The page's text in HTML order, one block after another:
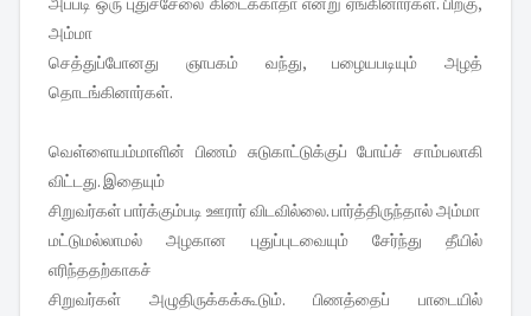
அம்மா
செத்துப்போனது ஞாபகம் வந்து, பழையபடியும் அழத்
தொடங்கினார்கள்.
வெள்ளையம்மாளின் பிணம் சுடுகாட்டுக்குப் போய்ச் சாம்பலாகி
விட்டது. இதையும்
சிறுவர்கள் பார்க்கும்படி ஊரார் விடவில்லை. பார்த்திருந்தால் அம்மா
மட்டுமல்லாமல் அழகான புதுப்புடவையும் சேர்ந்து தீயில்
எரிந்ததற்காகச்
சிறுவர்கள் அழுதிருக்கக்கூடும். பிணத்தைப் பாடையில்